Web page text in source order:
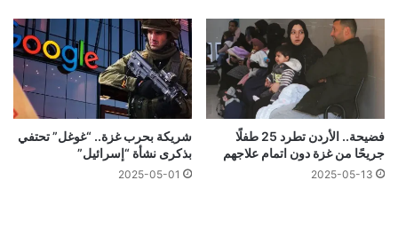
فضيحة.. الأردن تطرد 25 طفلًا
جريحًا من غزة دون اتمام علاجهم
2025-05-13
شريكة بحرب غزة.. “غوغل” تحتفي
بذكرى نشأة “إسرائيل”
2025-05-01